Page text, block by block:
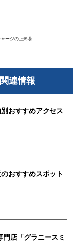
ージの上来場
連情報
おすすめアクセス
おすすめスポット
門店「グラニースミ